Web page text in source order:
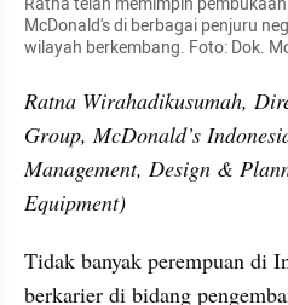
McDonald's di berbagai penjuru
wilayah berkembang. Foto: Dok.
Ratna Wirahadikusumah,
Group, McDonald’s
Management, Design &
Equipment)
Tidak banyak perempuan di
berkarier di bidang